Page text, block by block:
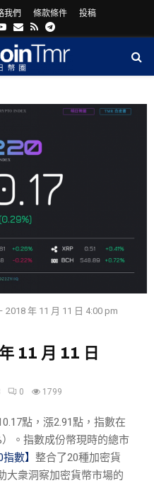
我們 條款條件 投稿
Youtube
Email
RssTelegram
2018 年 11 月 11 日 4:00 pm
11 月 11 日
0 1799
點，漲2.91點，指數在
。指數成份幣現時的總市
指數】 整合了20種加密貨
大衆洞察加密貨幣市場的